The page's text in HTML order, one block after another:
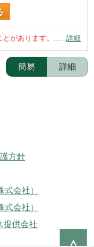
があります。...…詳細
簡易 詳細
方針
会社）
会社）
提供会社